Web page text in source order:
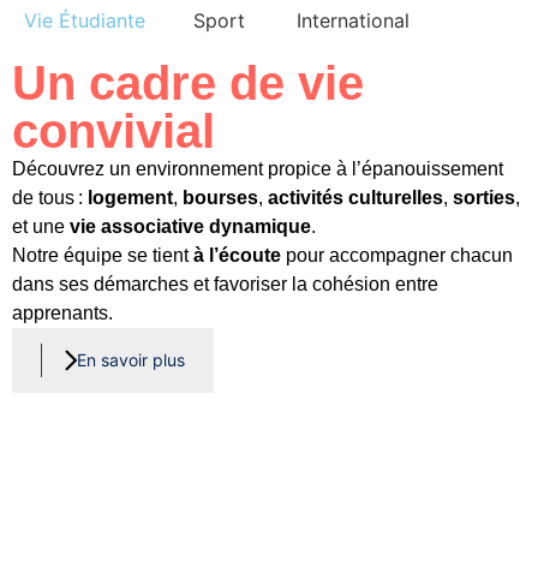
Vie Étudiante Sport International
Un cadre de vie
convivial
Découvrez un environnement propice à l’épanouissement
de tous : logement, bourses, activités culturelles, sorties,
et une vie associative dynamique.
Notre équipe se tientà l’écoute pour accompagner chacun
dans ses démarches et favoriser la cohésion entre
apprenants.
En savoir plus